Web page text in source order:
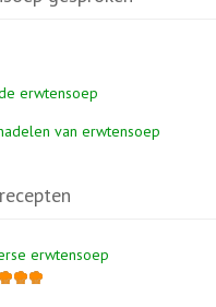
erwtensoep
van erwtensoep
erwtensoep